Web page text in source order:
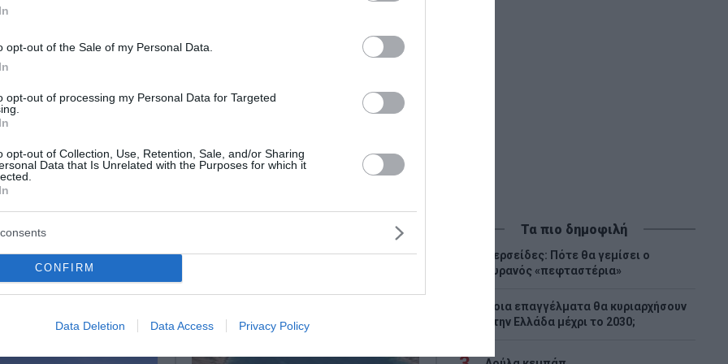
opt-out of the Sale of my Personal Data.
opt-out of processing my Personal Data for Targeted
opt-out of Collection, Use, Retention, Sale, and/or Sharing
Data that Is Unrelated with the Purposes for which it
CONFIRM
Data Deletion Data Access Privacy Policy
- Θα σφραγίσουν την «μητέρα όλων των συμφωνιών»
απλώς... να φύγει»
Lykavitos.gr στο Google News
Τα πιο δημοφιλή
Περσείδες: Πότε θα γεμίσει ο
ουρανός «πεφταστέρια»
Ποια επαγγέλματα θα κυριαρχήσουν
στην Ελλάδα μέχρι το 2030;